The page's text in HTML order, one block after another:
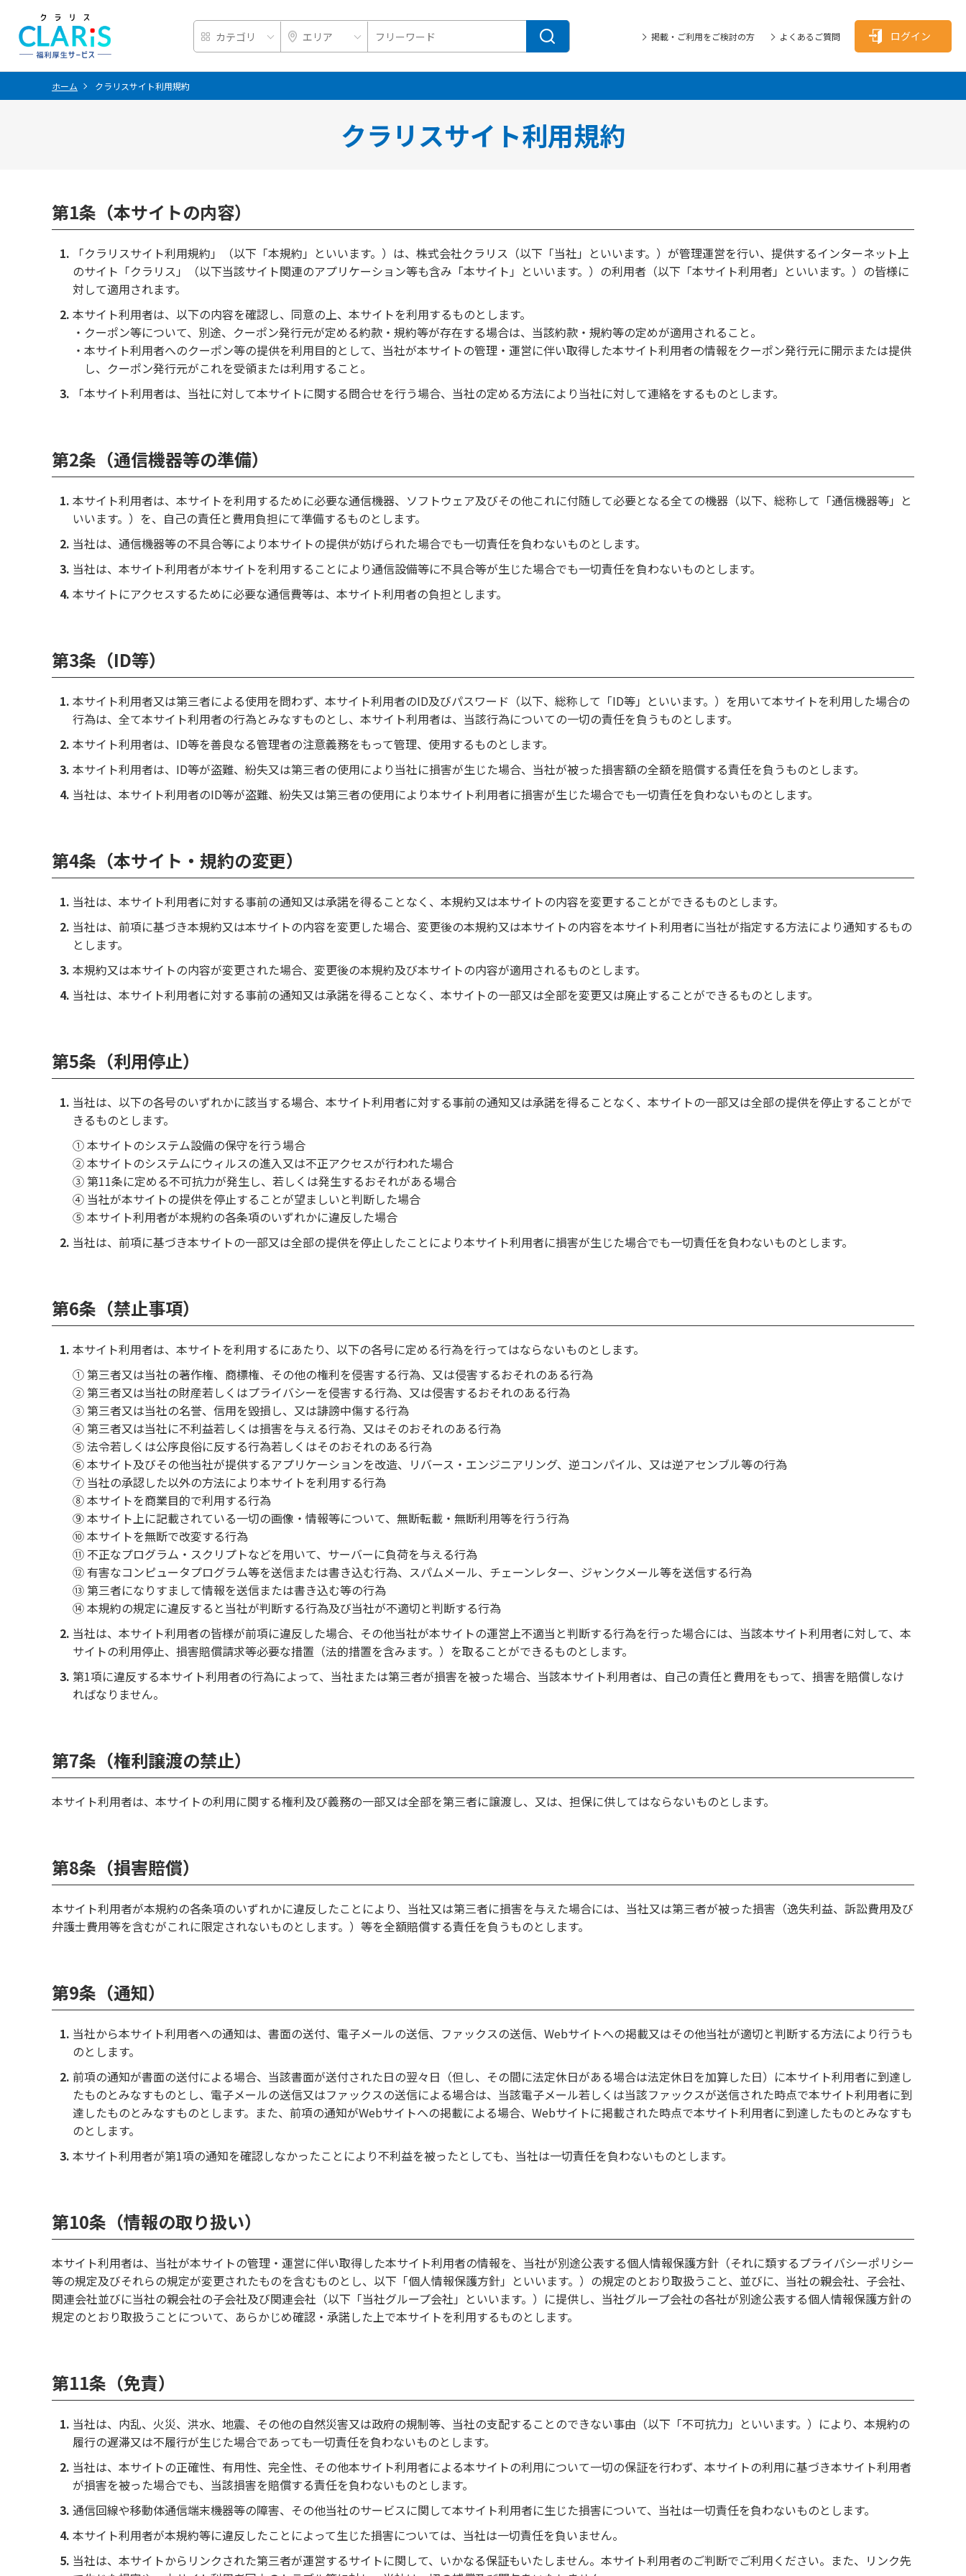
掲載・ご利用をご検討の方 よくあるご質問 ログイン
ホーム クラリスサイト利用規約
クラリスサイト利用規約
第1条（本サイトの内容）
「クラリスサイト利用規約」（以下「本規約」といいます。）は、株式会社クラリス（以下「当社」といいます。）が管理運営を行い、提供するインターネット上
のサイト「クラリス」（以下当該サイト関連のアプリケーション等も含み「本サイト」といいます。）の利用者（以下「本サイト利用者」といいます。）の皆様に
対して適用されます。
本サイト利用者は、以下の内容を確認し、同意の上、本サイトを利用するものとします。
・クーポン等について、別途、クーポン発行元が定める約款・規約等が存在する場合は、当該約款・規約等の定めが適用されること。
・本サイト利用者へのクーポン等の提供を利用目的として、当社が本サイトの管理・運営に伴い取得した本サイト利用者の情報をクーポン発行元に開示または提供
し、クーポン発行元がこれを受領または利用すること。
「本サイト利用者は、当社に対して本サイトに関する問合せを行う場合、当社の定める方法により当社に対して連絡をするものとします。
第2条（通信機器等の準備）
本サイト利用者は、本サイトを利用するために必要な通信機器、ソフトウェア及びその他これに付随して必要となる全ての機器（以下、総称して「通信機器等」と
いいます。）を、自己の責任と費用負担にて準備するものとします。
当社は、通信機器等の不具合等により本サイトの提供が妨げられた場合でも一切責任を負わないものとします。
当社は、本サイト利用者が本サイトを利用することにより通信設備等に不具合等が生じた場合でも一切責任を負わないものとします。
本サイトにアクセスするために必要な通信費等は、本サイト利用者の負担とします。
第3条（ID等）
本サイト利用者又は第三者による使用を問わず、本サイト利用者のID及びパスワード（以下、総称して「ID等」といいます。）を用いて本サイトを利用した場合の
行為は、全て本サイト利用者の行為とみなすものとし、本サイト利用者は、当該行為についての一切の責任を負うものとします。
本サイト利用者は、ID等を善良なる管理者の注意義務をもって管理、使用するものとします。
本サイト利用者は、ID等が盗難、紛失又は第三者の使用により当社に損害が生じた場合、当社が被った損害額の全額を賠償する責任を負うものとします。
当社は、本サイト利用者のID等が盗難、紛失又は第三者の使用により本サイト利用者に損害が生じた場合でも一切責任を負わないものとします。
第4条（本サイト・規約の変更）
当社は、本サイト利用者に対する事前の通知又は承諾を得ることなく、本規約又は本サイトの内容を変更することができるものとします。
当社は、前項に基づき本規約又は本サイトの内容を変更した場合、変更後の本規約又は本サイトの内容を本サイト利用者に当社が指定する方法により通知するもの
とします。
本規約又は本サイトの内容が変更された場合、変更後の本規約及び本サイトの内容が適用されるものとします。
当社は、本サイト利用者に対する事前の通知又は承諾を得ることなく、本サイトの一部又は全部を変更又は廃止することができるものとします。
第5条（利用停止）
当社は、以下の各号のいずれかに該当する場合、本サイト利用者に対する事前の通知又は承諾を得ることなく、本サイトの一部又は全部の提供を停止することがで
きるものとします。
① 本サイトのシステム設備の保守を行う場合
② 本サイトのシステムにウィルスの進入又は不正アクセスが行われた場合
③ 第11条に定める不可抗力が発生し、若しくは発生するおそれがある場合
④ 当社が本サイトの提供を停止することが望ましいと判断した場合
⑤ 本サイト利用者が本規約の各条項のいずれかに違反した場合
当社は、前項に基づき本サイトの一部又は全部の提供を停止したことにより本サイト利用者に損害が生じた場合でも一切責任を負わないものとします。
第6条（禁止事項）
本サイト利用者は、本サイトを利用するにあたり、以下の各号に定める行為を行ってはならないものとします。
① 第三者又は当社の著作権、商標権、その他の権利を侵害する行為、又は侵害するおそれのある行為
② 第三者又は当社の財産若しくはプライバシーを侵害する行為、又は侵害するおそれのある行為
③ 第三者又は当社の名誉、信用を毀損し、又は誹謗中傷する行為
④ 第三者又は当社に不利益若しくは損害を与える行為、又はそのおそれのある行為
⑤ 法令若しくは公序良俗に反する行為若しくはそのおそれのある行為
⑥ 本サイト及びその他当社が提供するアプリケーションを改造、リバース・エンジニアリング、逆コンパイル、又は逆アセンブル等の行為
⑦ 当社の承認した以外の方法により本サイトを利用する行為
⑧ 本サイトを商業目的で利用する行為
⑨ 本サイト上に記載されている一切の画像・情報等について、無断転載・無断利用等を行う行為
⑩ 本サイトを無断で改変する行為
⑪ 不正なプログラム・スクリプトなどを用いて、サーバーに負荷を与える行為
⑫ 有害なコンピュータプログラム等を送信または書き込む行為、スパムメール、チェーンレター、ジャンクメール等を送信する行為
⑬ 第三者になりすまして情報を送信または書き込む等の行為
⑭ 本規約の規定に違反すると当社が判断する行為及び当社が不適切と判断する行為
当社は、本サイト利用者の皆様が前項に違反した場合、その他当社が本サイトの運営上不適当と判断する行為を行った場合には、当該本サイト利用者に対して、本
サイトの利用停止、損害賠償請求等必要な措置（法的措置を含みます。）を取ることができるものとします。
第1項に違反する本サイト利用者の行為によって、当社または第三者が損害を被った場合、当該本サイト利用者は、自己の責任と費用をもって、損害を賠償しなけ
ればなりません。
第7条（権利譲渡の禁止）
本サイト利用者は、本サイトの利用に関する権利及び義務の一部又は全部を第三者に譲渡し、又は、担保に供してはならないものとします。
第8条（損害賠償）
本サイト利用者が本規約の各条項のいずれかに違反したことにより、当社又は第三者に損害を与えた場合には、当社又は第三者が被った損害（逸失利益、訴訟費用及び
弁護士費用等を含むがこれに限定されないものとします。）等を全額賠償する責任を負うものとします。
第9条（通知）
当社から本サイト利用者への通知は、書面の送付、電子メールの送信、ファックスの送信、Webサイトへの掲載又はその他当社が適切と判断する方法により行うも
のとします。
前項の通知が書面の送付による場合、当該書面が送付された日の翌々日（但し、その間に法定休日がある場合は法定休日を加算した日）に本サイト利用者に到達し
たものとみなすものとし、電子メールの送信又はファックスの送信による場合は、当該電子メール若しくは当該ファックスが送信された時点で本サイト利用者に到
達したものとみなすものとします。また、前項の通知がWebサイトへの掲載による場合、Webサイトに掲載された時点で本サイト利用者に到達したものとみなすも
のとします。
本サイト利用者が第1項の通知を確認しなかったことにより不利益を被ったとしても、当社は一切責任を負わないものとします。
第10条（情報の取り扱い）
本サイト利用者は、当社が本サイトの管理・運営に伴い取得した本サイト利用者の情報を、当社が別途公表する個人情報保護方針（それに類するプライバシーポリシー
等の規定及びそれらの規定が変更されたものを含むものとし、以下「個人情報保護方針」といいます。）の規定のとおり取扱うこと、並びに、当社の親会社、子会社、
関連会社並びに当社の親会社の子会社及び関連会社（以下「当社グループ会社」といいます。）に提供し、当社グループ会社の各社が別途公表する個人情報保護方針の
規定のとおり取扱うことについて、あらかじめ確認・承諾した上で本サイトを利用するものとします。
第11条（免責）
当社は、内乱、火災、洪水、地震、その他の自然災害又は政府の規制等、当社の支配することのできない事由（以下「不可抗力」といいます。）により、本規約の
履行の遅滞又は不履行が生じた場合であっても一切責任を負わないものとします。
当社は、本サイトの正確性、有用性、完全性、その他本サイト利用者による本サイトの利用について一切の保証を行わず、本サイトの利用に基づき本サイト利用者
が損害を被った場合でも、当該損害を賠償する責任を負わないものとします。
通信回線や移動体通信端末機器等の障害、その他当社のサービスに関して本サイト利用者に生じた損害について、当社は一切責任を負わないものとします。
本サイト利用者が本規約等に違反したことによって生じた損害については、当社は一切責任を負いません。
当社は、本サイトからリンクされた第三者が運営するサイトに関して、いかなる保証もいたしません。本サイト利用者のご判断でご利用ください。また、リンク先